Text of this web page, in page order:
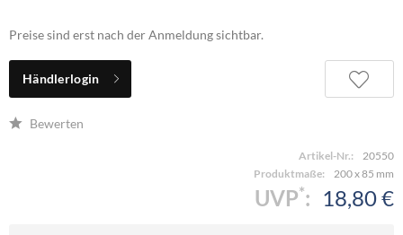
Preise sind erst nach der Anmeldung sichtbar.
Händlerlogin
Bewerten
Artikel-Nr.:
20550
Produktmaße:
200 x 85 mm
UVP*: 18,80 €